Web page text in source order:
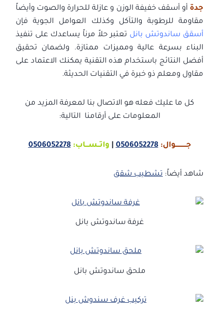
جدة أو أسقف خفيفة الوزن و عازلة للحرارة والصوت وأيضاً
مقاومة للرطوبة والتآكل وكذلك العوامل الجوية فإن
أسقق ساندوتش بانل تعتبر حلاً مرناً يساعدك على تنفيذ
البناء بسرعة عالية ومميزات ممتازة. ولضمان تحقيق
أفضل النتائج باستخدام هذه التقنية يمكنك الاعتماد على
مقاول ومعلم ذو خبرة في التقنيات الحديثة.
كل ما عليك فعله هو الاتصال بنا لمعرفة المزيد من
المعلومات على أرقامنا التالية:
جـــــــــــوال:0506052278 واتــســـاب:0506052278
شاهد أيضاً: تشطيب شقق
غرفة ساندوتش بانل
ملحق ساندوتش بانل